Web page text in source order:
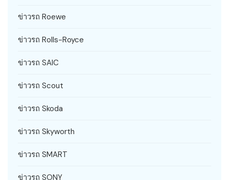
ข่าวรถ Roewe
ข่าวรถ Rolls-Royce
ข่าวรถ SAIC
ข่าวรถ Scout
ข่าวรถ Skoda
ข่าวรถ Skyworth
ข่าวรถ SMART
ข่าวรถ SONY